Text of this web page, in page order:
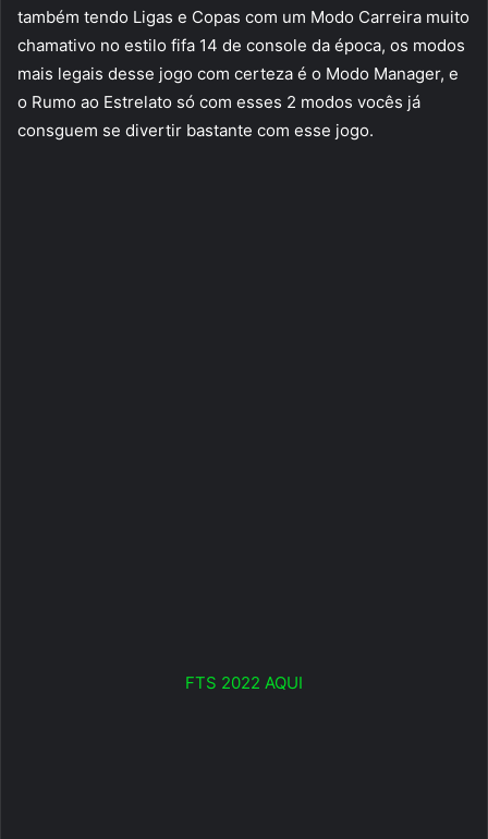
também tendo Ligas e Copas com um Modo Carreira muito
chamativo no estilo fifa 14 de console da época, os modos
mais legais desse jogo com certeza é o Modo Manager, e
o Rumo ao Estrelato só com esses 2 modos vocês já
consguem se divertir bastante com esse jogo.
FTS 2022 AQUI